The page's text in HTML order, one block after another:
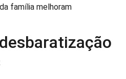
família melhoram